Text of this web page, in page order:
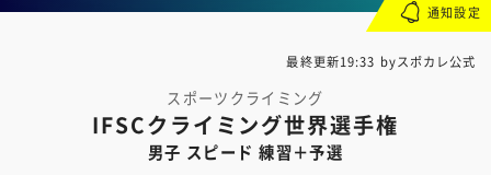
最終更新19:33 byスポカレ公式
スポーツクライミング
IFSCクライミング世界選手権
男子 スピード 練習＋予選
通知設定